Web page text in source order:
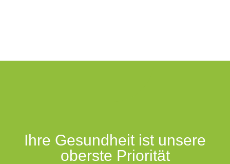
Ihre Gesundheit ist unsere
oberste Priorität